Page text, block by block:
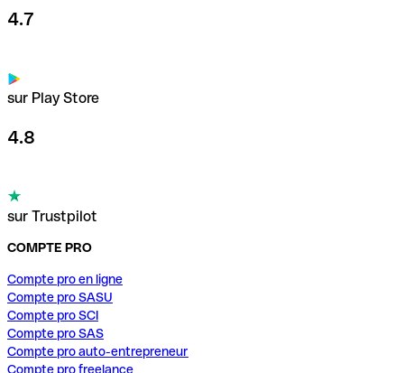
4.7
sur Play Store
4.8
sur Trustpilot
COMPTE PRO
Compte pro en ligne
Compte pro SASU
Compte pro SCI
Compte pro SAS
Compte pro auto-entrepreneur
Compte pro freelance